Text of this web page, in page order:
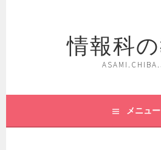
ス
ッ
情報科
メニュー